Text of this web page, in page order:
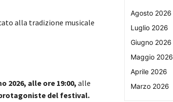
alla tradizione musicale
2026, alle ore 19:00, alle
del festival.
Agosto 2026
Luglio 2026
Giugno 2026
Maggio 2026
Aprile 2026
Marzo 2026